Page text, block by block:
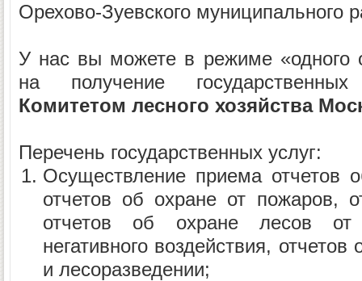
Орехово-Зуевского муниципального
У нас вы можете в режиме «одного
на получение
Комитетом лесного хозяйства
Перечень государственных услуг:
Осуществление приема отчетов
отчетов об охране от пожаров,
отчетов об охране лесов от
негативного воздействия,
и лесоразведении;